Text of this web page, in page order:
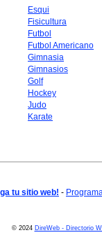
Esqui
Fisicultura
Futbol
Futbol Americano
Gimnasia
Gimnasios
Golf
Hockey
Judo
Karate
tu sitio web! -
© 2024 DireWeb - Directorio